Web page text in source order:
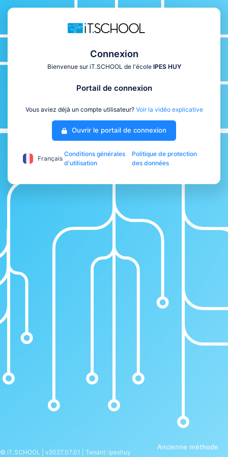
Connexion
Bienvenue sur iT.SCHOOL de l'école IPES HUY
Portail de connexion
Vous aviez déjà un compte utilisateur? Voir la vidéo explicative
Ouvrir le portail de connexion
Français
Conditions générales
d'utilisation
Politique de protection
des données
© iT.SCHOOL | v2027.07.01 | Tenant: ipeshuy
Ancienne méthode